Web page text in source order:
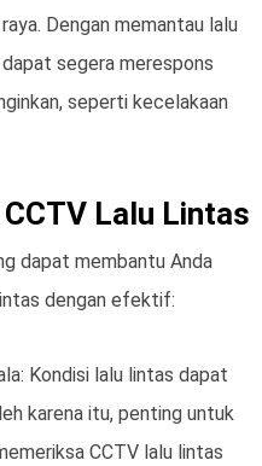
Dengan memantau lalu
segera merespons
seperti kecelakaan
Lalu Lintas
dapat membantu Anda
dengan efektif:
Kondisi lalu lintas dapat
karena itu, penting untuk
CCTV lalu lintas